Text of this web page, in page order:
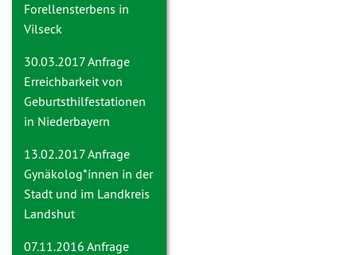
Forellensterbens in
Vilseck
30.03.2017 Anfrage
Erreichbarkeit von
Geburtsthilfestationen
in Niederbayern
13.02.2017 Anfrage
Gynäkolog*innen in der
Stadt und im Landkreis
Landshut
07.11.2016 Anfrage